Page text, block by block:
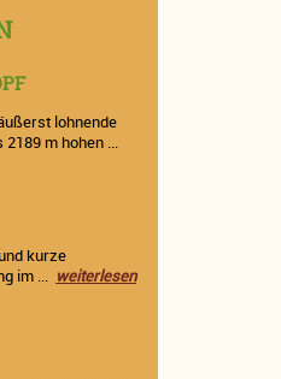
lohnende
2189 m hohen ...
kurze
im ...
weiterlesen